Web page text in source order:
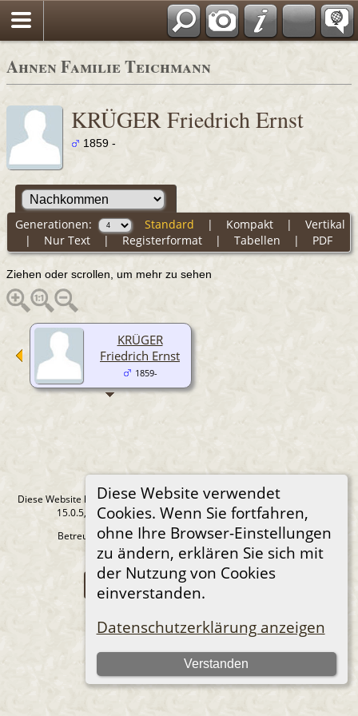
Ahnen Familie Teichmann
Diese Website verwendet
Cookies. Wenn Sie fortfahren,
ohne Ihre Browser-Einstellungen
zu ändern, erklären Sie sich mit
der Nutzung von Cookies
einverstanden.
Datenschutzerklärung anzeigen
Verstanden
KRÜGER Friedrich Ernst
1859 -
Generationen: Standard | Kompakt| Vertikal
| Nur Text| Registerformat| Tabellen | PDF
Ziehen oder scrollen, um mehr zu sehen
KRÜGER
Friedrich Ernst
1859-
Diese Website läuft mitThe Next Generation of Genealogy Sitebuilding
15.0.5, programmiert von Darrin Lythgoe © 2001-2026.
Betreut vonRené Teichmann. |Datenschutzerklärung.
©2001-2026 by René Teichmann
Zur Desktop-Webseite wechseln